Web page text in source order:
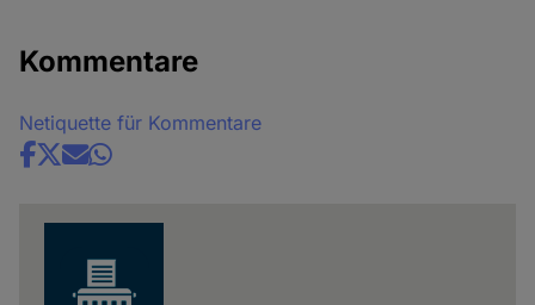
Kommentare
Netiquette für Kommentare
Share